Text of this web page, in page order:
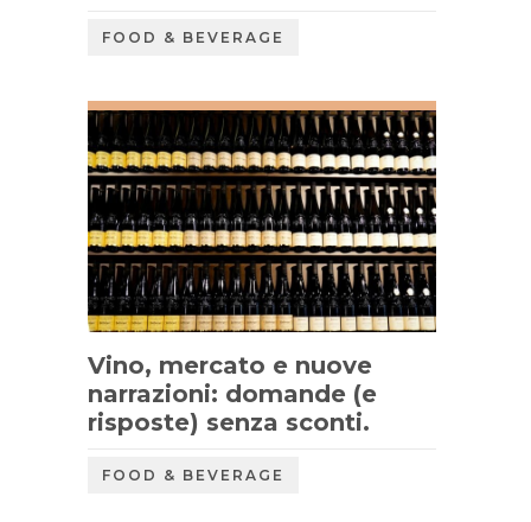
FOOD & BEVERAGE
Vino, mercato e nuove
narrazioni: domande (e
risposte) senza sconti.
FOOD & BEVERAGE